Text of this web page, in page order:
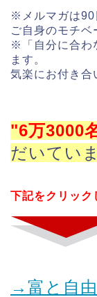
※メルマガは90
ご自身のモチベ
※「自分に合わ
ます。
気楽にお付き合
"6万3000
だいてい
下記をクリック
→富と自